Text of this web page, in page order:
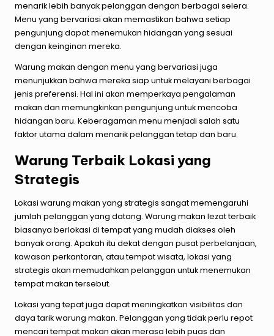
menarik lebih banyak pelanggan dengan berbagai selera.
Menu yang bervariasi akan memastikan bahwa setiap
pengunjung dapat menemukan hidangan yang sesuai
dengan keinginan mereka.
Warung makan dengan menu yang bervariasi juga
menunjukkan bahwa mereka siap untuk melayani berbagai
jenis preferensi. Hal ini akan memperkaya pengalaman
makan dan memungkinkan pengunjung untuk mencoba
hidangan baru. Keberagaman menu menjadi salah satu
faktor utama dalam menarik pelanggan tetap dan baru.
Warung Terbaik Lokasi yang
Strategis
Lokasi warung makan yang strategis sangat memengaruhi
jumlah pelanggan yang datang. Warung makan lezat terbaik
biasanya berlokasi di tempat yang mudah diakses oleh
banyak orang. Apakah itu dekat dengan pusat perbelanjaan,
kawasan perkantoran, atau tempat wisata, lokasi yang
strategis akan memudahkan pelanggan untuk menemukan
tempat makan tersebut.
Lokasi yang tepat juga dapat meningkatkan visibilitas dan
daya tarik warung makan. Pelanggan yang tidak perlu repot
mencari tempat makan akan merasa lebih puas dan